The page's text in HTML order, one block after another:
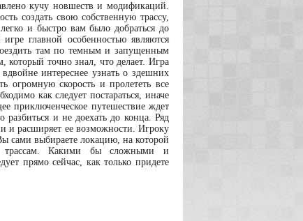
кучу новшеств и модификаций.
создать свою собственную трассу,
и быстро вам было добраться до
главной особенностью являются
там по темным и запущенным
который точно знал, что делает. Игра
интереснее узнать о здешних
огромную скорость и пролететь все
как следует постараться, иначе
приключенческое путешествие ждет
разбиться и не доехать до конца. Ряд
и расширяет ее возможности. Игроку
сами выбираете локацию, на которой
трассам. Какими бы сложными и
прямо сейчас, как только придете